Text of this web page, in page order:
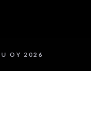
OY 2026